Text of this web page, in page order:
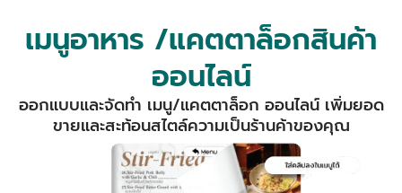
เมนูอาหาร /แคตตาล็อกสินค้า
ออนไลน์
ออกแบบและจัดทำ เมนู/แคตตาล็อก ออนไลน์ เพิ่มยอด
ขายและสะท้อนสไตล์ความเป็นร้านค้าของคุณ